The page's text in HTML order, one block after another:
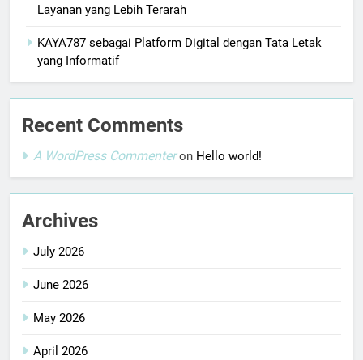
Layanan yang Lebih Terarah
KAYA787 sebagai Platform Digital dengan Tata Letak
yang Informatif
Recent Comments
A WordPress Commenteron Hello world!
Archives
July 2026
June 2026
May 2026
April 2026